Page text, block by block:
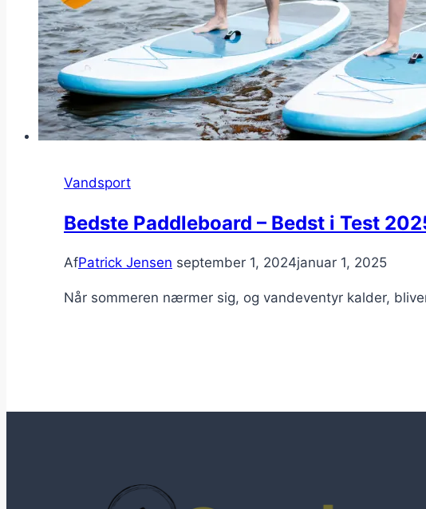
Vandsport
Bedste Paddleboard – Bedst i Test
AfPatrick Jensen september 1, 2024januar 1, 2025
Når sommeren nærmer sig, og vandeventyr kalder,